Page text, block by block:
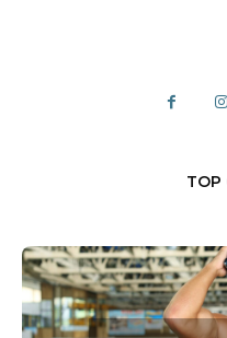
TOP